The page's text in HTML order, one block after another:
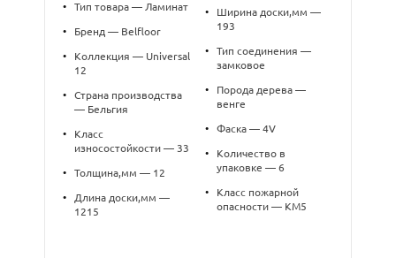
• Тип товара — Ламинат
• Бренд — Belfloor
•
Коллекция — Universal
12
•
Страна производства
— Бельгия
•
Класс
износостойкости — 33
• Толщина,мм — 12
•
Длина доски,мм —
1215
•
Ширина доски,мм —
193
•
Тип соединения —
замковое
•
Порода дерева —
венге
• Фаска — 4V
•
Количество в
упаковке — 6
•
Класс пожарной
опасности — КМ5